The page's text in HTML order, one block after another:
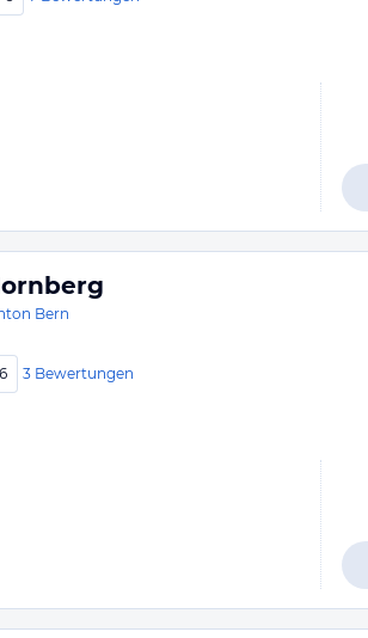
Bern
3 Bewertungen